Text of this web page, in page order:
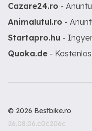
Cazare24.ro -
Animalutul.ro -
Startapro.hu -
Quoka.de -
© 2026 Bestbike.ro
26.08.06.c0c206c